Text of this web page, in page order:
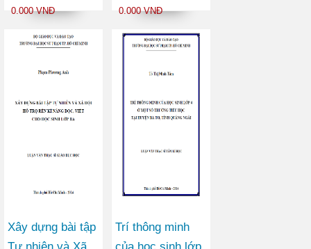
nhân dân
0.000 VNĐ
quận nội thành
Minh
0.000 VNĐ
Xây dựng bài tập
Trí thông minh